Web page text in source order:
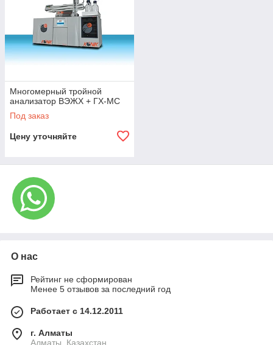
Многомерный тройной
анализатор ВЭЖХ + ГХ-МС
Под заказ
Цену уточняйте
О нас
Рейтинг не сформирован
Менее 5 отзывов за последний год
Работает с 14.12.2011
г. Алматы
Алматы, Казахстан